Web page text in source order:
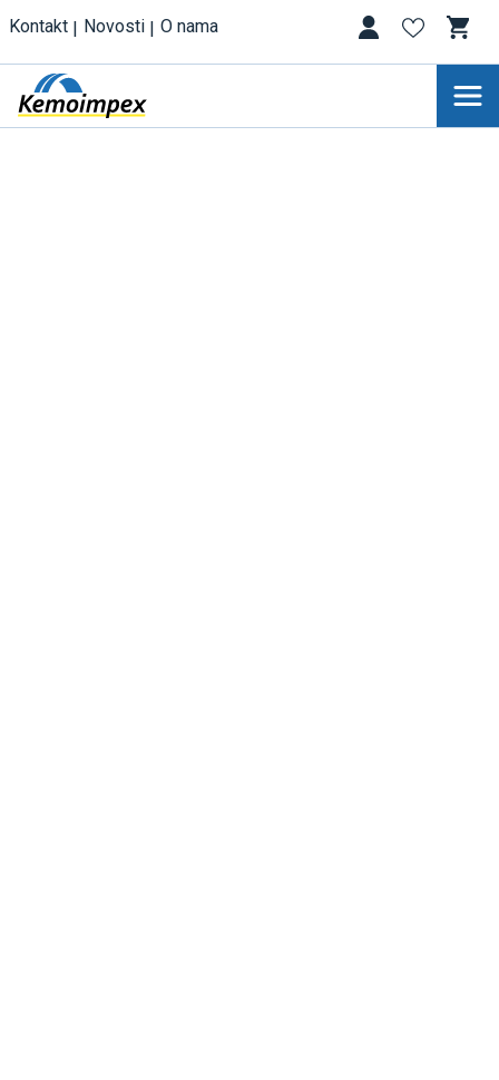
Kontakt Novosti O nama